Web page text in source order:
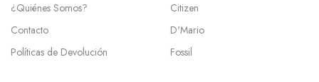
¿Quiénes Somos?
Contacto
Políticas de Devolución
Citizen
D'Mario
Fossil